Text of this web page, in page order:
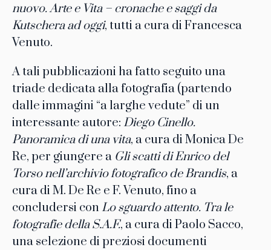
nuovo. Arte e Vita – cronache e saggi da
Kutschera ad oggi, tutti a cura di Francesca
Venuto.
A tali pubblicazioni ha fatto seguito una
triade dedicata alla fotografia (partendo
dalle immagini “a larghe vedute” di un
interessante autore: Diego Cinello.
Panoramica di una vita, a cura di Monica De
Re, per giungere a Gli scatti di Enrico del
Torso nell’archivio fotografico de Brandis, a
cura di M. De Re e F. Venuto, fino a
concludersi con Lo sguardo attento. Tra le
fotografie della S.A.F., a cura di Paolo Sacco,
una selezione di preziosi documenti